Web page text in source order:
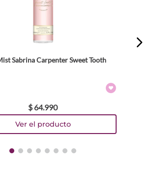
Sabrina Carpenter Sweet Tooth
$ 64.990